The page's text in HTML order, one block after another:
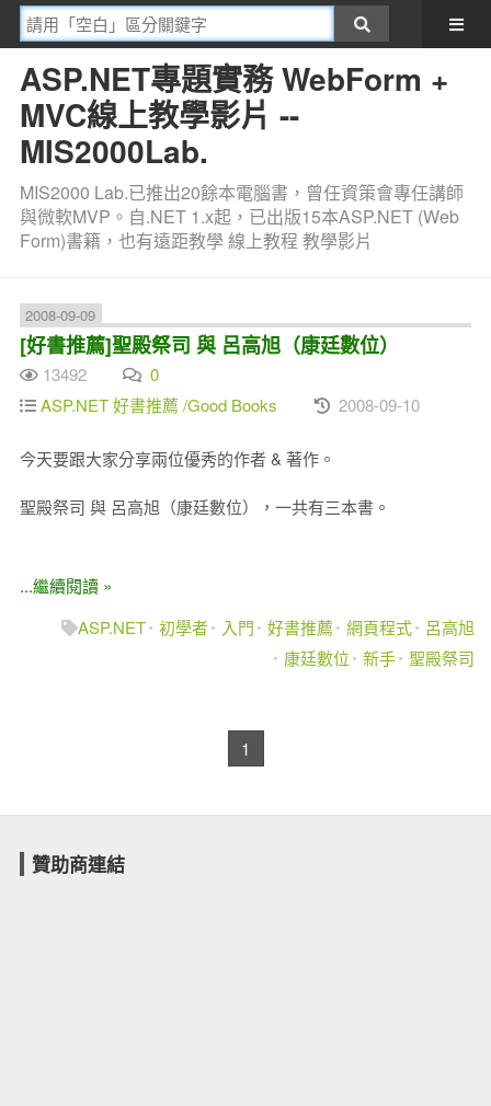
ASP.NET專題實務 WebForm +
MVC線上教學影片 --
MIS2000Lab.
MIS2000 Lab.已推出20餘本電腦書，曾任資策會專任講師
與微軟MVP。自.NET 1.x起，已出版15本ASP.NET (Web
Form)書籍，也有遠距教學 線上教程 教學影片
2008-09-09
[好書推薦]聖殿祭司 與 呂高旭（康廷數位）
13492
0
ASP.NET 好書推薦 /Good Books
2008-09-10
今天要跟大家分享兩位優秀的作者 & 著作。
聖殿祭司 與 呂高旭（康廷數位），一共有三本書。
...繼續閱讀 »
ASP.NET 初學者 入門 好書推薦 網頁程式
呂高旭
康廷數位
新手 聖殿祭司
1
贊助商連結